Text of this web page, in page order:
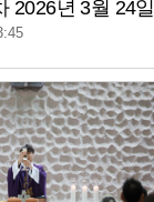
2026년 3월 24일